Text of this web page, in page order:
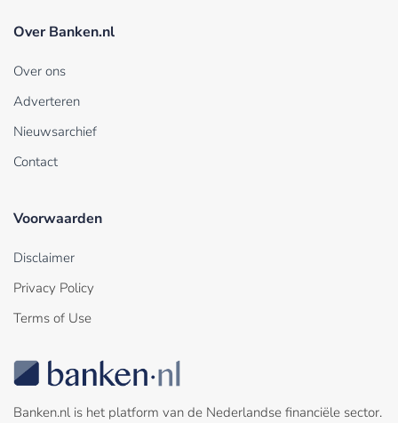
Over Banken.nl
Over ons
Adverteren
Nieuwsarchief
Contact
Voorwaarden
Disclaimer
Privacy Policy
Terms of Use
Banken.nl is het platform van de Nederlandse financiële sector.